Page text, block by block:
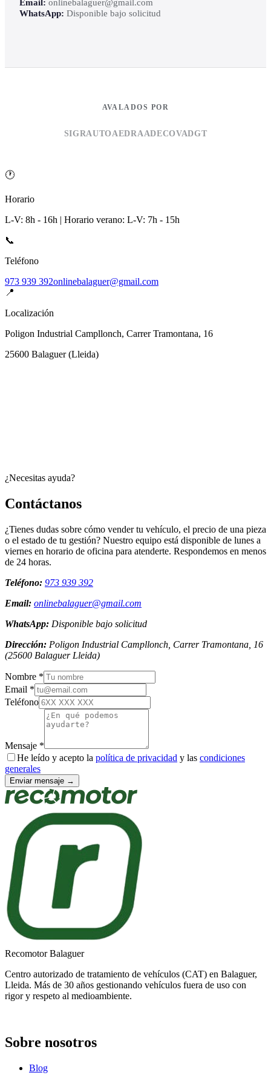
WhatsApp: Disponible bajo solicitud
AVALADOS POR
SIGRAUTOAEDRAADECOVADGT
🕐
Horario
L-V: 8h - 16h | Horario verano: L-V: 7h - 15h
📞
Teléfono
973 939 392onlinebalaguer@gmail.com
📍
Localización
Poligon Industrial Campllonch, Carrer Tramontana, 16
25600 Balaguer(Lleida)
¿Necesitas ayuda?
Contáctanos
¿Tienes dudas sobre cómo vender tu vehículo, el precio de una pieza
o el estado de tu gestión? Nuestro equipo está disponible de lunes a
viernes en horario de oficina para atenderte. Respondemos en menos
de 24 horas.
Teléfono: 973 939 392
Email: onlinebalaguer@gmail.com
WhatsApp: Disponible bajo solicitud
Dirección: Poligon Industrial Campllonch, Carrer Tramontana, 16
(25600 Balaguer Lleida)
Nombre *
Email *
Teléfono
Mensaje *
He leído y acepto la política de privacidad y las condiciones
generales
Enviar mensaje →
Recomotor Balaguer
Centro autorizado de tratamiento de vehículos (CAT) en Balaguer,
Lleida. Más de 30 años gestionando vehículos fuera de uso con
rigor y respeto al medioambiente.
Sobre nosotros
Blog